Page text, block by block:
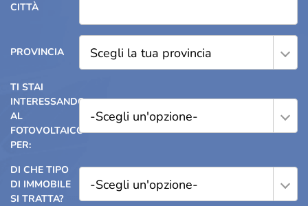
CITTÀ
PROVINCIA Scegli la tua provincia
TI STAI
INTERESSANDO
AL
FOTOVOLTAICO
PER:
-Scegli un'opzione-
DI CHE TIPO
DI IMMOBILE
SI TRATTA?
-Scegli un'opzione-